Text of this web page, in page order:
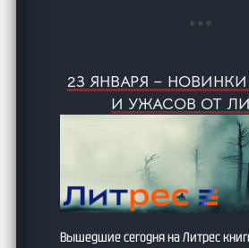
23 ЯНВАРЯ –
И УЖАСОВ ОТ
Вышедшие сегодня на Литрес